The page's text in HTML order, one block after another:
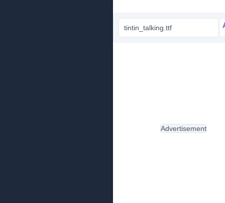
tintin_talking.ttf
Advertisement